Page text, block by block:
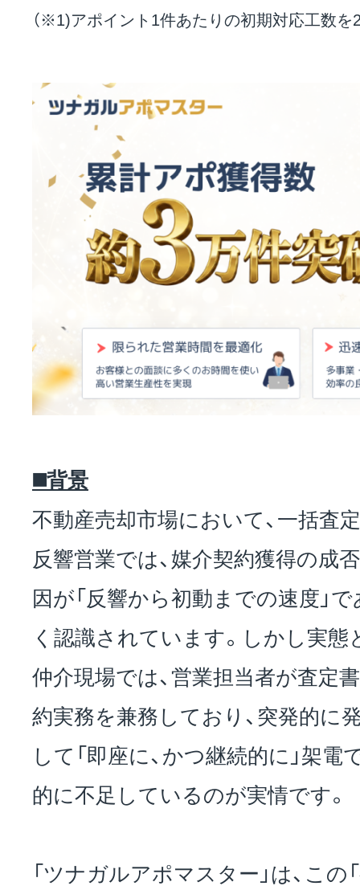
（※1)アポイント1件あたりの初期対応工数
◼️背景
不動産売却市場において、一括査
反響営業では、媒介契約獲得の成
因が「反響から初動までの速度」
く認識されています。しかし実態
仲介現場では、営業担当者が査定
約実務を兼務しており、突発的に
して「即座に、かつ継続的に」架
的に不足しているのが実情です。
「ツナガルアポマスター」は、この